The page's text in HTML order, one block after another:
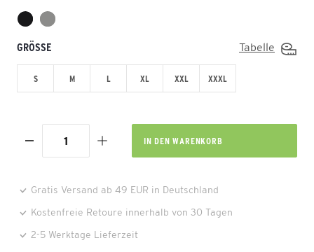
GRÖSSE Tabelle
S M L XL XXL XXXL
IN DEN WARENKORB
Gratis Versand ab 49 EUR in Deutschland
Kostenfreie Retoure innerhalb von 30 Tagen
2-5 Werktage Lieferzeit